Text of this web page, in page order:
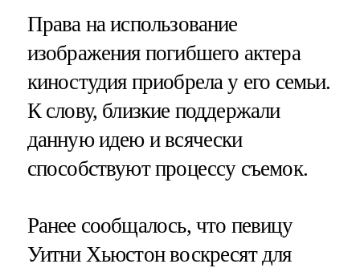
Права на использование
изображения погибшего актера
киностудия приобрела у его семьи.
К слову, близкие поддержали
данную идею и всячески
способствуют процессу съемок.
Ранее сообщалось, что певицу
Уитни Хьюстон воскресят для